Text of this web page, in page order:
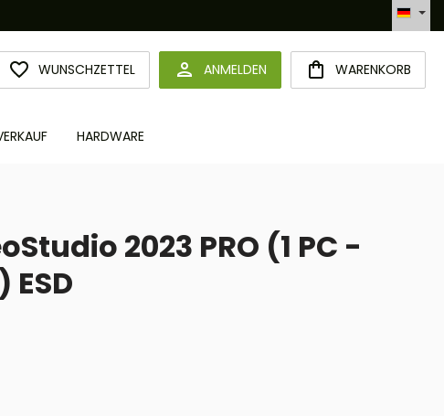
Automatisierte Bestellabwicklung (API)
WUNSCHZETTELDU HAST 0 PRODUKTE AUF DEM MERKZETTEL
ANMELDEN WARENKORB
HARDWARE
2023 PRO (1 PC -